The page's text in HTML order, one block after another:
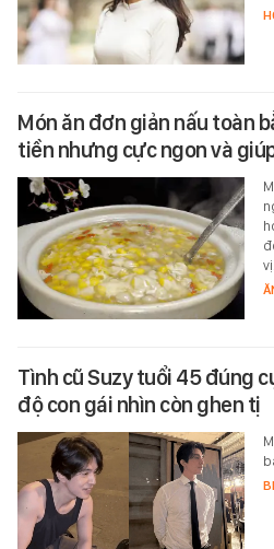
Món ăn đơn giản nấu toàn
tiền nhưng cực ngon và
vị…
Tình cũ Suzy tuổi 45 đúng
độ con gái nhìn còn ghen tị